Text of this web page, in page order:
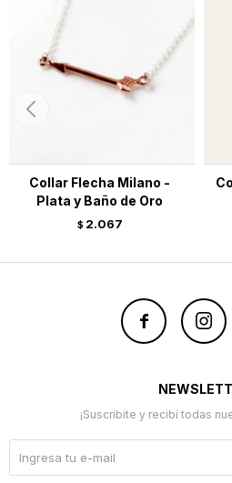
Collar Flecha Milano -
Plata y Baño de Oro
$ 2.067
 
¡Suscribite y recibí todas